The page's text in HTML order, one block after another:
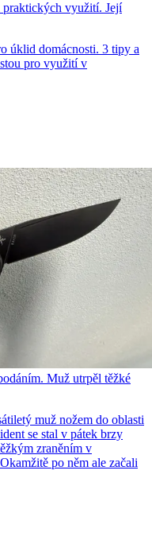
praktických využití. Její
úklid domácnosti. 3 tipy a
pro využití v
Muž utrpěl těžké
muž nožem do oblasti
se stal v pátek brzy
zraněním v
po něm ale začali